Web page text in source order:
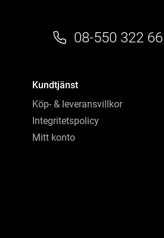
08-550 322 66
Kundtjänst
Köp- & leveransvillkor
Integritetspolicy
Mitt konto